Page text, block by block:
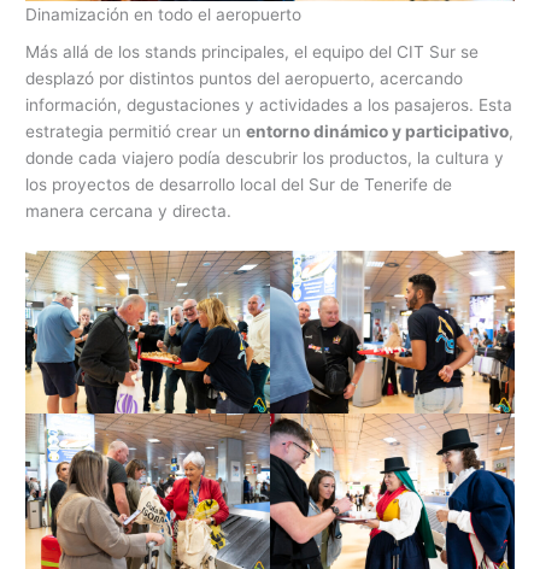
Dinamización en todo el aeropuerto
Más allá de los stands principales, el equipo del CIT Sur se
desplazó por distintos puntos del aeropuerto, acercando
información, degustaciones y actividades a los pasajeros. Esta
estrategia permitió crear unentorno dinámico y participativo,
donde cada viajero podía descubrir los productos, la cultura y
los proyectos de desarrollo local del Sur de Tenerife de
manera cercana y directa.